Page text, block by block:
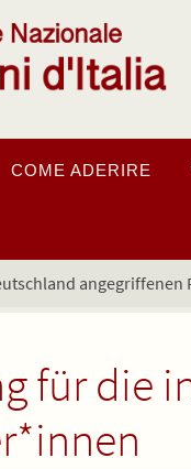
COME ADERIRE
für die